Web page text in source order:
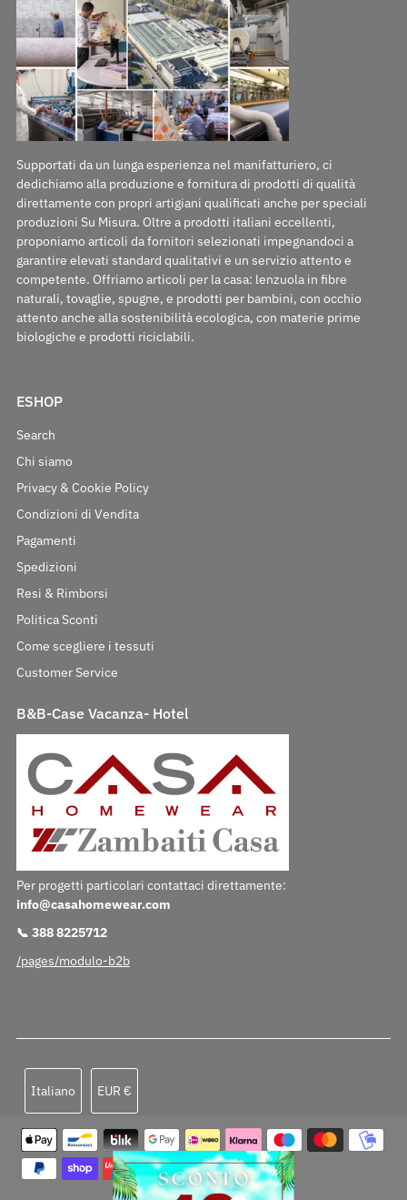
Supportati da un lunga esperienza nel manifatturiero, ci
dedichiamo alla produzione e fornitura di prodotti di qualità
direttamente con propri artigiani qualificati anche per speciali
produzioni Su Misura. Oltre a prodotti italiani eccellenti,
proponiamo articoli da fornitori selezionati impegnandoci a
garantire elevati standard qualitativi e un servizio attento e
competente. Offriamo articoli per la casa: lenzuola in fibre
naturali, tovaglie, spugne, e prodotti per bambini, con occhio
attento anche alla sostenibilità ecologica, con materie prime
biologiche e prodotti riciclabili.
ESHOP
Search
Chi siamo
Privacy & Cookie Policy
Condizioni di Vendita
Pagamenti
Spedizioni
Resi & Rimborsi
Politica Sconti
Come scegliere i tessuti
Customer Service
B&B-Case Vacanza- Hotel
Per progetti particolari contattaci direttamente:
info@casahomewear.com
📞 388 8225712
/pages/modulo-b2b
Italiano EUR €